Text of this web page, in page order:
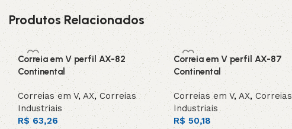
Produtos Relacionados
Correia em V perfil AX-82
Continental
Correias em V,AX,Correias
Industriais
R$63,26
Correia em V perfil AX-87
Continental
Correias em V, AX, Correias
Industriais
R$ 50,18